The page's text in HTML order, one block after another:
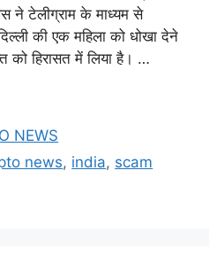
ने टेलीग्राम के माध्यम से
की एक महिला को धोखा देने
को हिरासत में लिया है। …
NEWS
news, india, scam